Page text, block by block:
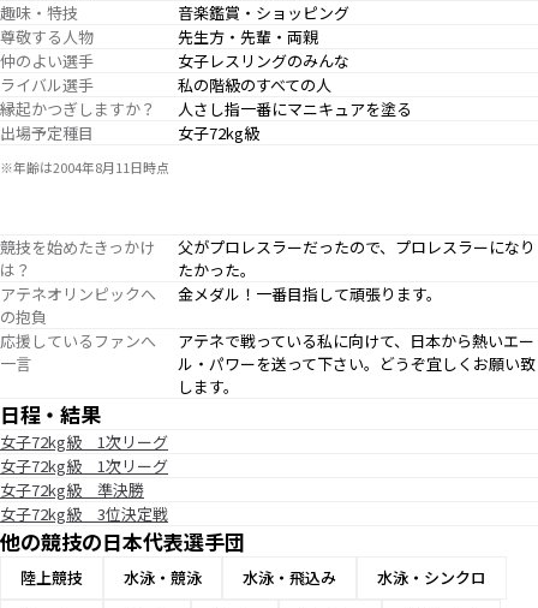
趣味・特技
音楽鑑賞・ショッピング
尊敬する人物
先生方・先輩・両親
仲のよい選手
女子レスリングのみんな
ライバル選手
私の階級のすべての人
縁起かつぎしますか？
人さし指一番にマニキュアを塗る
出場予定種目
女子72kg級
※年齢は2004年8月11日時点
競技を始めたきっかけ
は？
父がプロレスラーだったので、プロレスラーになり
たかった。
アテネオリンピックへ
の抱負
金メダル！一番目指して頑張ります。
応援しているファンへ
一言
アテネで戦っている私に向けて、日本から熱いエー
ル・パワーを送って下さい。どうぞ宜しくお願い致
します。
日程・結果
女子72kg級 1次リーグ
女子72kg級 1次リーグ
女子72kg級 準決勝
女子72kg級 3位決定戦
他の競技の日本代表選手団
陸上競技 水泳・競泳 水泳・飛込み
水泳・シンクロ